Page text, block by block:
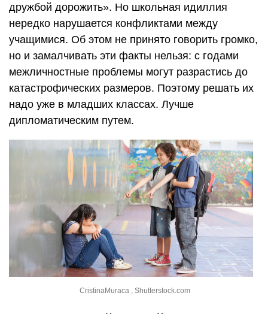
дружбой дорожить». Но школьная идиллия
нередко нарушается конфликтами между
учащимися. Об этом не принято говорить громко,
но и замалчивать эти факты нельзя: с годами
межличностные проблемы могут разрастись до
катастрофических размеров. Поэтому решать их
надо уже в младших классах. Лучше
дипломатическим путем.
CristinaMuraca , Shutterstock.com